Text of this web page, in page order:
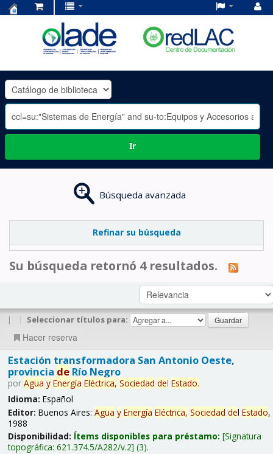
OLADE
-
Ir
Búsqueda avanzada
Refinar su búsqueda
Su búsqueda retornó 4 resultados.
| | Seleccionar títulos para:
Hacer reserva
Estación transformadora San Antonio Oeste,
provincia deRío Negro
por Agua y Energía Eléctrica, Sociedad del Estado.
Idioma: Español
Editor: Buenos Aires: Agua y Energía Eléctrica, Sociedad del Estado,
1988
Disponibilidad: Ítems disponibles para préstamo: Signatura
topográfica: 621.374.5/A282/v.2 (3).